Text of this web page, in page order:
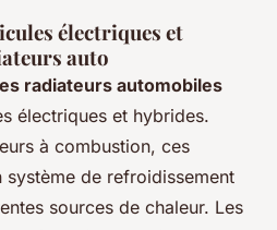
électriques et
auto
radiateurs automobiles
électriques et hybrides.
à combustion, ces
système de refroidissement
sources de chaleur. Les